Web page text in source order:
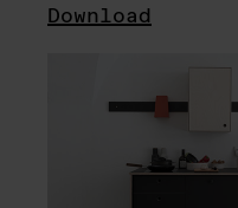
Download